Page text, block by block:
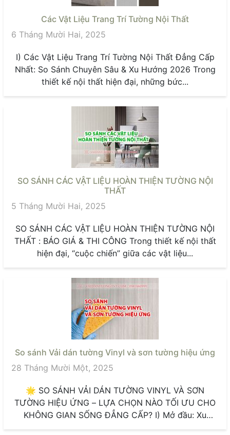
Các Vật Liệu Trang Trí Tường Nội Thất
6 Tháng Mười Hai, 2025
I) Các Vật Liệu Trang Trí Tường Nội Thất Đẳng Cấp
Nhất: So Sánh Chuyên Sâu & Xu Hướng 2026 Trong
thiết kế nội thất hiện đại, những bức...
SO SÁNH CÁC VẬT LIỆU HOÀN THIỆN TƯỜNG NỘI
THẤT
5 Tháng Mười Hai, 2025
SO SÁNH CÁC VẬT LIỆU HOÀN THIỆN TƯỜNG NỘI
THẤT : BÁO GIÁ & THI CÔNG Trong thiết kế nội thất
hiện đại, “cuộc chiến” giữa các vật liệu...
So sánh Vải dán tường Vinyl và sơn tường hiệu ứng
28 Tháng Mười Một, 2025
🌟 SO SÁNH VẢI DÁN TƯỜNG VINYL VÀ SƠN
TƯỜNG HIỆU ỨNG – LỰA CHỌN NÀO TỐI ƯU CHO
KHÔNG GIAN SỐNG ĐẲNG CẤP? I) Mở đầu: Xu